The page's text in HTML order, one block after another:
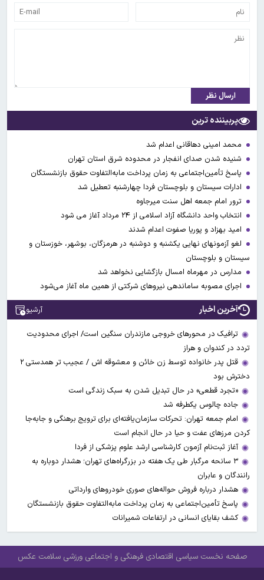
ارسال نظر
پربیننده ترین
محمد امینی دهاقانی اعدام شد
شنیده شدن صدای انفجار در محدوده شرق استان تهران
پاسخ تأمین‌اجتماعی به زمان پرداخت مابه‌التفاوت حقوق بازنشستگان
ادارات سیستان و بلوچستان فردا چهارشنبه تعطیل شد
ترور امام جمعه اهل سنت میرجاوه
انتخاب واحد دانشگاه آزاد اسلامی از ۲۴ مرداد آغاز می شود
امید بهزاد و پوریا صفوت اعدام شدند
لغو آزمونهای نهایی یکشنبه و دوشنبه در هرمزگان، بوشهر، خوزستان و
سیستان و بلوچستان
مدارس در مهرماه امسال بازگشایی نخواهد شد
اجرای مصوبه ساماندهی نیرو‌های شرکتی از همین ماه آغاز می‌شود
آخرین اخبار آرشیو
ترافیک در محورهای خروجی مازندران سنگین است/ اجرای محدودیت
تردد در کندوان و هراز
قتل پدر خانواده توسط زن خائن و معشوقه اش / عجیب تر همدستی ۲
دخترش بود
«تجرد قطعی» در حال تبدیل شدن به سبک زندگی است
جاده چالوس یکطرفه شد
امام جمعه تهران: تحرکات سازمان‌یافته‌ای برای ترویج برهنگی و جابه‌جا
کردن مرزهای عفت و حیا در حال انجام است
آغاز ثبت‌نام‌ آزمون کارشناسی ارشد علوم پزشکی از فردا
۳ سانحه مرگبار طی یک هفته در بزرگراه‌های تهران؛ هشدار دوباره به
رانندگان و عابران
هشدار درباره فروش حواله‌های صوری خودروهای وارداتی
پاسخ تأمین‌اجتماعی به زمان پرداخت مابه‌التفاوت حقوق بازنشستگان
کشف بقایای انسانی در ارتفاعات شمیرانات
صفحه نخست سیاسی اقتصادی فرهنگی و اجتماعی ورزشی سلامت عکس